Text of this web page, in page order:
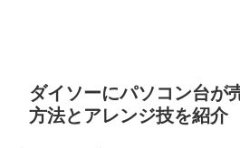
ダイソーにパソコン台が
方法とアレンジ技を紹介